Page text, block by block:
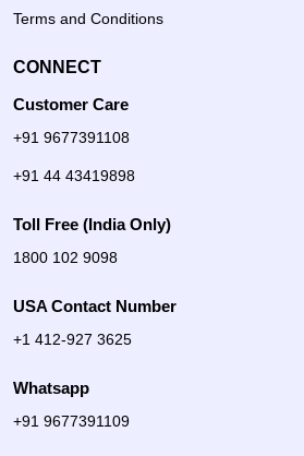
Terms and Conditions
CONNECT
Customer Care
+91 9677391108
+91 44 43419898
Toll Free (India Only)
1800 102 9098
USA Contact Number
+1 412-927 3625
Whatsapp
+91 9677391109